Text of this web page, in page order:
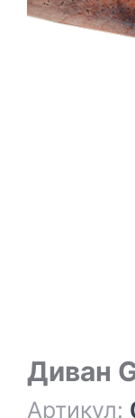
Диван
Артикул: